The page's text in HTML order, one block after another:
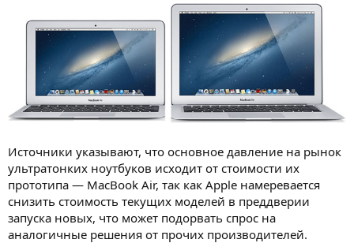
Источники указывают, что основное давление на рынок
ультратонких ноутбуков исходит от стоимости их
прототипа — MacBook Air, так как Apple намеревается
снизить стоимость текущих моделей в преддверии
запуска новых, что может подорвать спрос на
аналогичные решения от прочих производителей.